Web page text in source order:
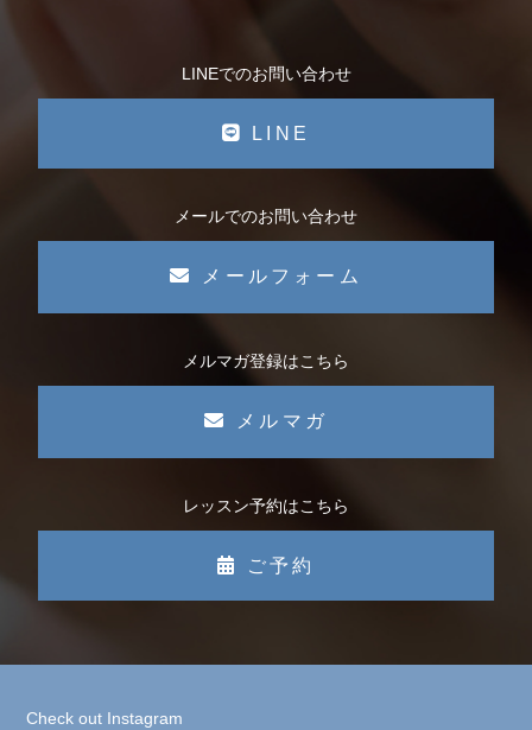
LINEでのお問い合わせ
LINE
メールでのお問い合わせ
メールフォーム
メルマガ登録はこちら
メルマガ
レッスン予約はこちら
ご予約
Check out Instagram